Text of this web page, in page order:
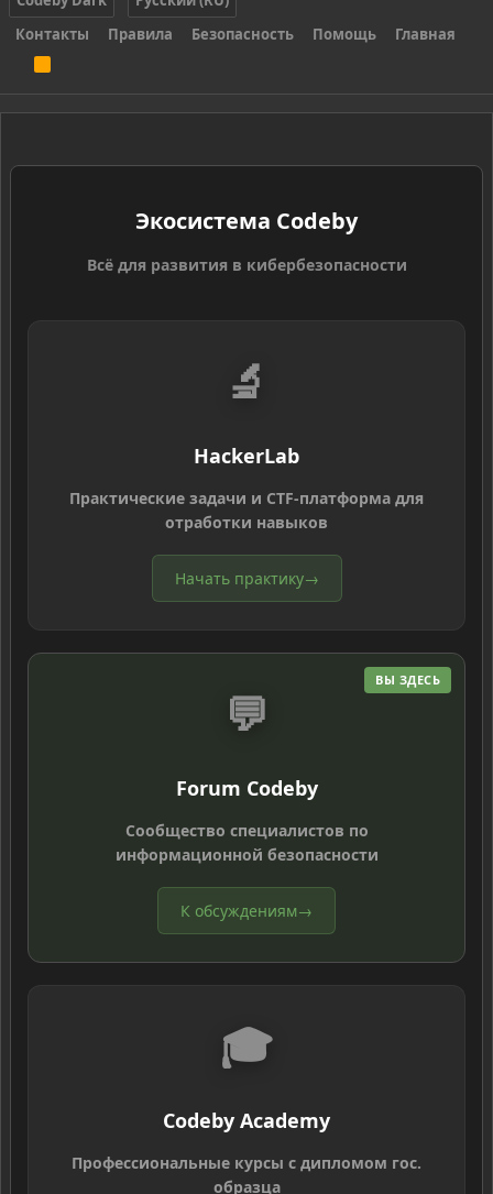
Контакты
Правила Безопасность Помощь Главная
S
Экосистема Codeby
Всё для развития в кибербезопасности
🔬
HackerLab
Практические задачи и CTF-платформа для
отработки навыков
Начать практику→
ВЫ ЗДЕСЬ
💬
Forum Codeby
Сообщество специалистов по
информационной безопасности
К обсуждениям→
🎓
Codeby Academy
Профессиональные курсы с дипломом гос.
образца